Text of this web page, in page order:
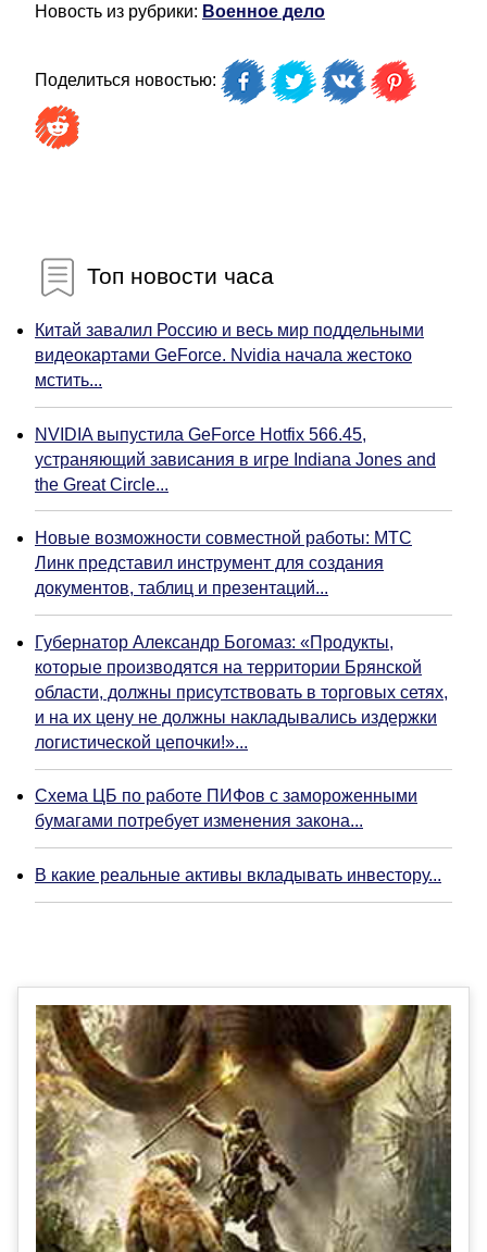
Новость из рубрики: Военное дело
Поделиться новостью:
Топ новости часа
Китай завалил Россию и весь мир поддельными
видеокартами GeForce. Nvidia начала жестоко
мстить...
NVIDIA выпустила GeForce Hotfix 566.45,
устраняющий зависания в игре Indiana Jones and
the Great Circle...
Новые возможности совместной работы: МТС
Линк представил инструмент для создания
документов, таблиц и презентаций...
Губернатор Александр Богомаз: «Продукты,
которые производятся на территории Брянской
области, должны присутствовать в торговых сетях,
и на их цену не должны накладывались издержки
логистической цепочки!»...
Схема ЦБ по работе ПИФов с замороженными
бумагами потребует изменения закона...
В какие реальные активы вкладывать инвестору...